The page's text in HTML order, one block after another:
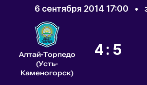
6 сентября 2014 17:00 •
Алтай-Торпедо
(Усть-
Каменогорск)
4:5